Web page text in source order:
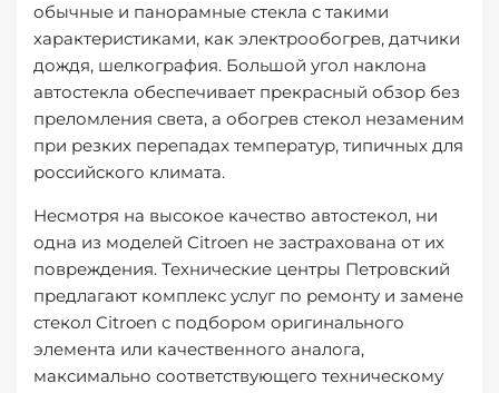
обычные и панорамные стекла с такими
характеристиками, как электрообогрев, датчики
дождя, шелкография. Большой угол наклона
автостекла обеспечивает прекрасный обзор без
преломления света, а обогрев стекол незаменим
при резких перепадах температур, типичных для
российского климата.
Несмотря на высокое качество автостекол, ни
одна из моделей Citroen не застрахована от их
повреждения. Технические центры Петровский
предлагают комплекс услуг по ремонту и замене
стекол Citroen с подбором оригинального
элемента или качественного аналога,
максимально соответствующего техническому